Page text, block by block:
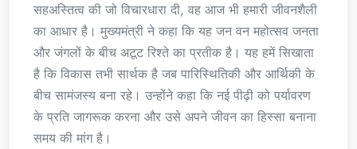
सहअस्तित्व की जो विचारधारा दी, वह आज भी हमारी जीवनशैली
का आधार है। मुख्यमंत्री ने कहा कि यह जन वन महोत्सव जनता
और जंगलों के बीच अटूट रिश्ते का प्रतीक है। यह हमें सिखाता
है कि विकास तभी सार्थक है जब पारिस्थितिकी और आर्थिकी के
बीच सामंजस्य बना रहे। उन्होंने कहा कि नई पीढ़ी को पर्यावरण
के प्रति जागरूक करना और उसे अपने जीवन का हिस्सा बनाना
समय की मांग है।